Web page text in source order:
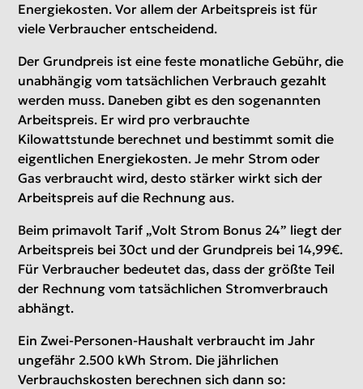
Energiekosten. Vor allem der Arbeitspreis ist für
viele Verbraucher entscheidend.
Der Grundpreis ist eine feste monatliche Gebühr, die
unabhängig vom tatsächlichen Verbrauch gezahlt
werden muss. Daneben gibt es den sogenannten
Arbeitspreis. Er wird pro verbrauchte
Kilowattstunde berechnet und bestimmt somit die
eigentlichen Energiekosten. Je mehr Strom oder
Gas verbraucht wird, desto stärker wirkt sich der
Arbeitspreis auf die Rechnung aus.
Beim primavolt Tarif „Volt Strom Bonus 24” liegt der
Arbeitspreis bei 30ct und der Grundpreis bei 14,99€.
Für Verbraucher bedeutet das, dass der größte Teil
der Rechnung vom tatsächlichen Stromverbrauch
abhängt.
Ein Zwei-Personen-Haushalt verbraucht im Jahr
ungefähr 2.500 kWh Strom. Die jährlichen
Verbrauchskosten berechnen sich dann so: